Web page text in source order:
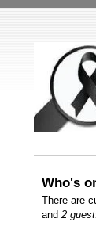
Who's
There are
and2